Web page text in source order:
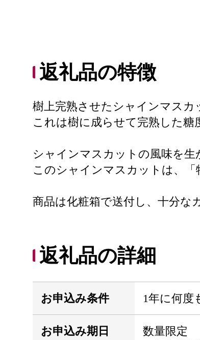
返礼品の特徴
樹上完熟させたシャインマスカ
これは樹に成らせて完熟した糖
シャインマスカットの風味を生
このシャインマスカットは、「
商品は化粧箱で送付し、十分な
返礼品の詳細
お申込み条件 1年に何度
お申込み期日
数量限定